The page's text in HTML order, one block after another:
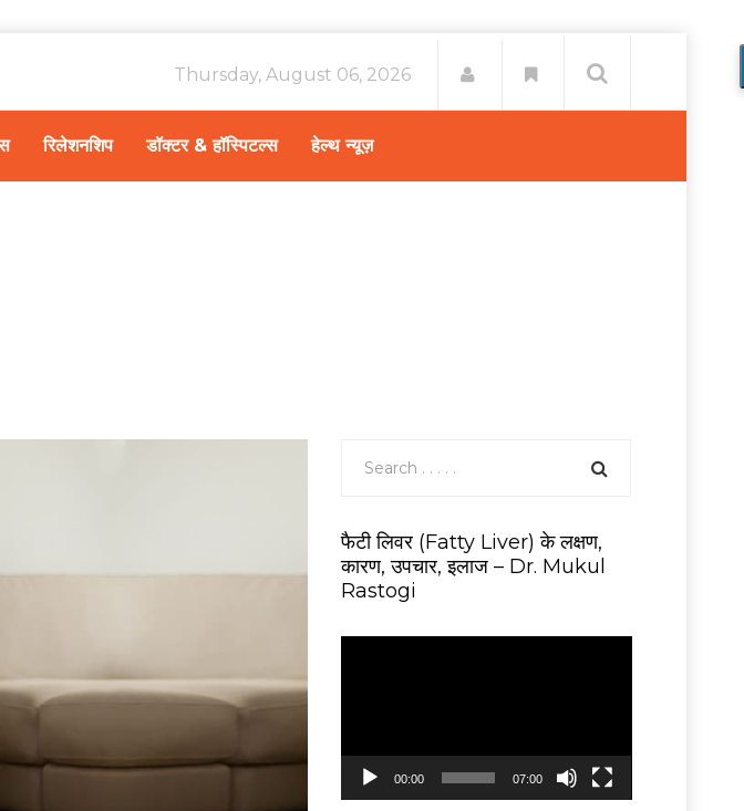
Thursday, August 06, 2026
रिलेशनशिप डॉक्टर & हॉस्पिटल्स हेल्थ न्यूज़
फैटी लिवर (Fatty Liver) के लक्षण,
कारण, उपचार, इलाज – Dr. Mukul
Rastogi
00:00 07:00